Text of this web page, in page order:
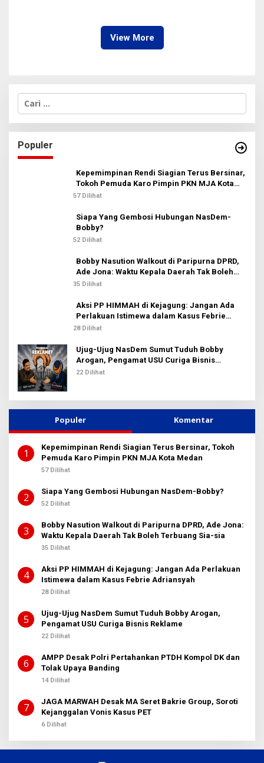
View More
C
i
u
n
t
Populer
Kepemimpinan Rendi Siagian Terus Bersinar,
Tokoh Pemuda Karo Pimpin PKN MJA Kota
Medan
57 Dilihat
Siapa Yang Gembosi Hubungan NasDem-
Bobby?
52 Dilihat
Bobby Nasution Walkout di Paripurna DPRD,
Ade Jona: Waktu Kepala Daerah Tak Boleh
Terbuang Sia-sia
35 Dilihat
Aksi PP HIMMAH di Kejagung: Jangan Ada
Perlakuan Istimewa dalam Kasus Febrie
Adriansyah
28 Dilihat
Ujug-Ujug NasDem Sumut Tuduh Bobby
Arogan, Pengamat USU Curiga Bisnis
Reklame
22 Dilihat
Populer Komentar
1
Kepemimpinan Rendi Siagian Terus Bersinar, Tokoh
Pemuda Karo Pimpin PKN MJA Kota Medan
57 Dilihat
2 Siapa Yang Gembosi Hubungan NasDem-Bobby?
52 Dilihat
3
Bobby Nasution Walkout di Paripurna DPRD, Ade Jona:
Waktu Kepala Daerah Tak Boleh Terbuang Sia-sia
35 Dilihat
4
Aksi PP HIMMAH di Kejagung: Jangan Ada Perlakuan
Istimewa dalam Kasus Febrie Adriansyah
28 Dilihat
5
Ujug-Ujug NasDem Sumut Tuduh Bobby Arogan,
Pengamat USU Curiga Bisnis Reklame
22 Dilihat
6
AMPP Desak Polri Pertahankan PTDH Kompol DK dan
Tolak Upaya Banding
14 Dilihat
7
JAGA MARWAH Desak MA Seret Bakrie Group, Soroti
Kejanggalan Vonis Kasus PET
6 Dilihat